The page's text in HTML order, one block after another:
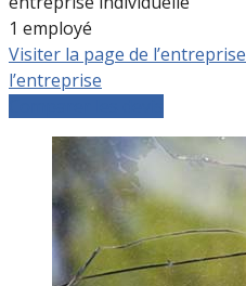
1 employé
Visiter la page de l’entreprise
l’entreprise